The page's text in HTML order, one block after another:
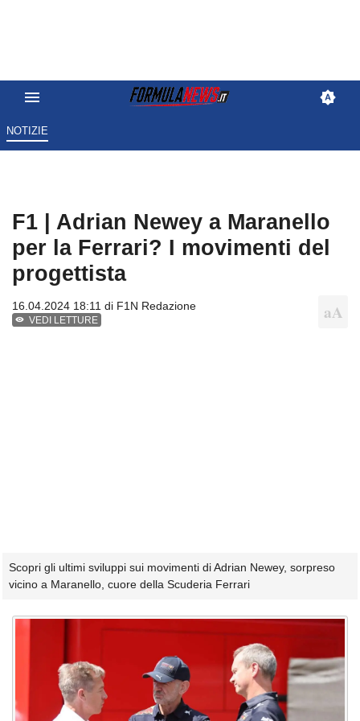
NOTIZIE
F1 | Adrian Newey a Maranello
per la Ferrari? I movimenti del
progettista
16.04.2024 18:11 di F1N Redazione
VEDI LETTURE
Scopri gli ultimi sviluppi sui movimenti di Adrian Newey, sorpreso
vicino a Maranello, cuore della Scuderia Ferrari